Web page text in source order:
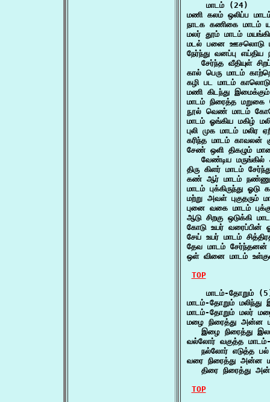
    மாடம் (24)
மணி கலம் ஒலிப்ப
நாடக கணிகை மாடம்
மலர் தூம் மாடம்
மடல் பனை ஊசலொடு
நேர்ந்து வனப்பு எய்திய
சேர்ந்த வீதியுள்
கால் பெரு மாடம்
கழி பட மாடம்
மணி கிடந்து
மாடம் நிரைத்த
நூல் வெண் மாடம்
மாடம் ஓங்கிய மகிழ்
புலி முக மாடம்
கரிந்த மாடம் காவலன்
சேண் ஒளி திகழும்
வேண்டிய
திரு கிளர் மாடம்
கண் ஆர் மாடம்
மாடம் புக்கிருந்து
மற்று அவள் புகுதரும்
புனை வகை மாடம்
ஆடு சிறகு ஒடுக்கி
கோடு உயர் வரைப்பின்
சேய் உயர் மாடம்
தேவ மாடம்
ஒள் வினை மாடம்
TOP
மாடம்-தோறும்
மாடம்-தோறும்
மாடம்-தோறும் மலர்
மழை நிரைத்து அன்ன
இழை நிரைத்து
வல்லோர் வகுத்த
நல்லோர் எடுத்த
வரை நிரைத்து அன்ன
திரை நிரைத்து
TOP